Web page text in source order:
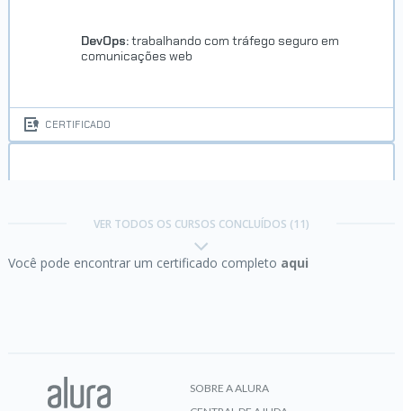
DevOps:trabalhando com tráfego seguro em
comunicações web
CERTIFICADO
VER TODOS OS CURSOS CONCLUÍDOS (11)
Você pode encontrar um certificado completo aqui
SOBRE A ALURA